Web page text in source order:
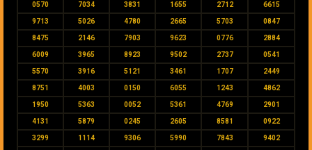
0570 7034 3831 1655 2712 6615
9713 5026 4780 2665 5703 0847
8475 2146 7903 9623 0776 2884
6009 3965 8923 9502 2737 0541
5570 3916 5121 3461 1707 2449
8751 4003 0150 6055 1243 4862
1950 5363 0052 5361 4769 2901
4131 5879 0245 2605 8581 0922
3299 1114 9306 5990 7843 9402